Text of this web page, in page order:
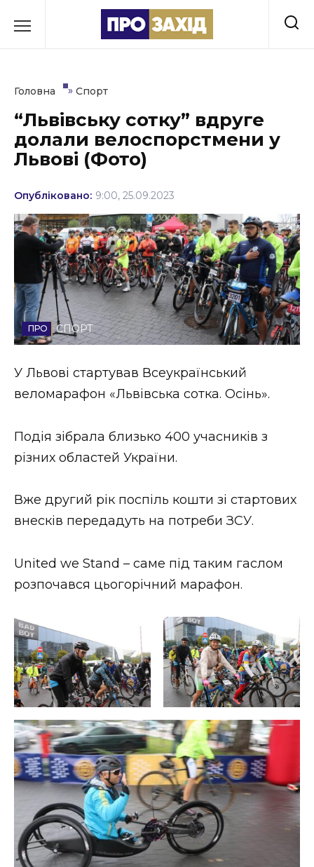
до
Культура
Освіта
Події
Політика
Соціум
Спорт
Стиль життя
Втрачений Ужгород (відеоверсія)
ЗАКАРПАТСЬКІ НОВИНИ
НОВИНИ ЗАХІДНОЇ УКРАЇНИ
ФОТО
ВІДЕО
Головна » Спорт
“Львівську сотку” вдруге
долали велоспорстмени у
Львові (Фото)
Опубліковано: 9:00, 25.09.2023
СПОРТ
У Львові стартував Всеукраїнський
веломарафон «Львівська сотка. Осінь».
Подія зібрала близько 400 учасників з
різних областей України.
Вже другий рік поспіль кошти зі стартових
внесків передадуть на потреби ЗСУ.
United we Stand – саме під таким гаслом
розпочався цьогорічний марафон.